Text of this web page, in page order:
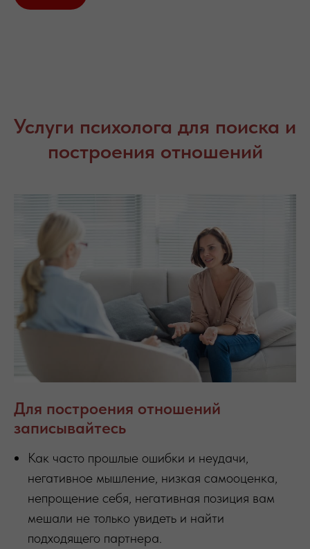
Услуги психолога для поиска и
построения отношений
Для построения отношений
записывайтесь
Как часто прошлые ошибки и неудачи,
негативное мышление, низкая самооценка,
непрощение себя, негативная позиция вам
мешали не только увидеть и найти
подходящего партнера.